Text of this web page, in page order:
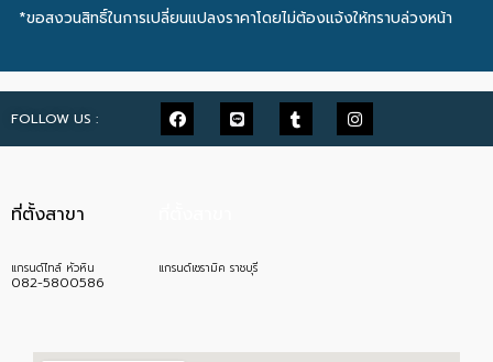
*ขอสงวนสิทธิ์ในการเปลี่ยนแปลงราคาโดยไม่ต้องแจ้งให้ทราบล่วงหน้า
FOLLOW US :
ที่ตั้งสาขา
แกรนด์ไทล์ หัวหิน
082-5800586
แกรนด์เซรามิค ราชบุรี